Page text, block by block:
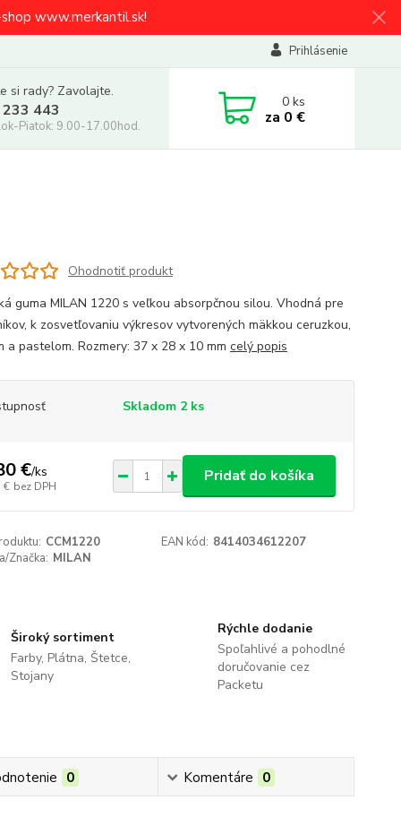
www.merkantil.sk!
Prihlásenie
si rady? Zavolajte.
443
Piatok: 9.00-17.00hod.
0ks
za 0 €
Ohodnotiť produkt
guma MILAN 1220 s veľkou absorpčnou silou. Vhodná pre
k zosvetľovaniu výkresov vytvorených mäkkou ceruzkou,
a pastelom. Rozmery: 37 x 28 x 10 mm celý popis
Skladom 2 ks
€/ks
€ bez DPH
Pridať do košíka
CCM1220 EAN kód: 8414034612207
Značka: MILAN
Široký sortiment
Farby, Plátna, Štetce,
Stojany
Rýchle dodanie
Spoľahlivé a pohodlné
doručovanie cez
Packetu
0 Komentáre 0